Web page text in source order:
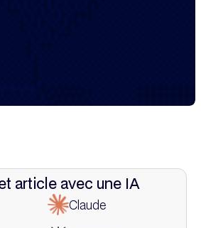
of a div block.
article avec une IA
Claude